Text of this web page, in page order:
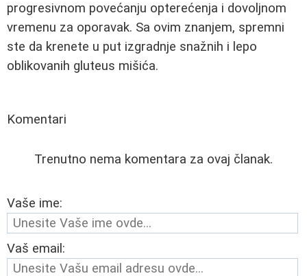
progresivnom povećanju opterećenja i dovoljnom
vremenu za oporavak. Sa ovim znanjem, spremni
ste da krenete u put izgradnje snažnih i lepo
oblikovanih gluteus mišića.
Komentari
Trenutno nema komentara za ovaj članak.
Vaše ime:
Vaš email: